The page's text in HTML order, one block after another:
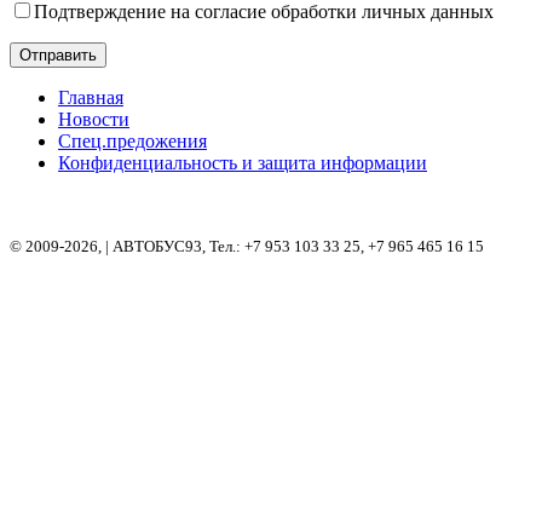
Подтверждение на согласие обработки личных данных
Главная
Новости
Спец.предожения
Конфиденциальность и защита информации
© 2009-2026, | АВТОБУС93, Тел.: +7 953 103 33 25, +7 965 465 16 15